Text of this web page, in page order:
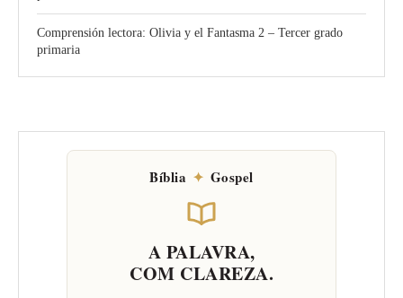
Comprensión lectora: Olivia y el Fantasma 2 – Tercer grado
primaria
Bíblia ✦ Gospel
A PALAVRA,
COM CLAREZA.